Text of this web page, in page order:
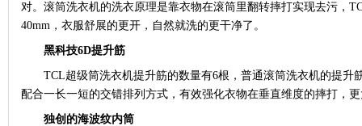
对。滚筒洗衣机的洗衣原理是靠衣物在滚筒里翻转摔打实现去污，
40mm ，衣服舒展的更开，自然就洗的更干净了。
黑科技6D提升筋
TCL超级筒洗衣机提升筋的数量有6根，普通滚筒洗衣机的提升
配合一长一短的交错排列方式，有效强化衣物在垂直维度的摔打，
独创的海波纹内筒